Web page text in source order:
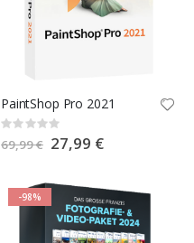
PaintShop Pro 2021
Rating:
0%
69,99 € Special
Price
27,99 €
-98%